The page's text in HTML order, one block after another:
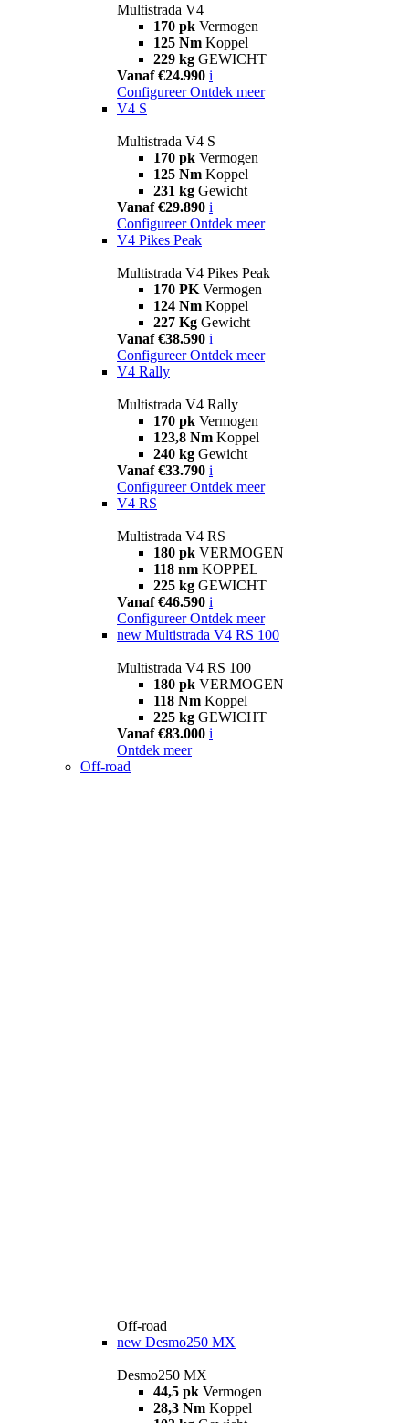
Multistrada V4
170 pk Vermogen
125 Nm Koppel
229 kg GEWICHT
Vanaf €24.990 i
Configureer Ontdek meer
V4 S
Multistrada V4 S
170 pk Vermogen
125 Nm Koppel
231 kg Gewicht
Vanaf €29.890 i
Configureer Ontdek meer
V4 Pikes Peak
Multistrada V4 Pikes Peak
170 PK Vermogen
124 Nm Koppel
227 Kg Gewicht
Vanaf €38.590 i
Configureer Ontdek meer
V4 Rally
Multistrada V4 Rally
170 pk Vermogen
123,8 Nm Koppel
240 kg Gewicht
Vanaf €33.790 i
Configureer Ontdek meer
V4 RS
Multistrada V4 RS
180 pk VERMOGEN
118 nm KOPPEL
225 kg GEWICHT
Vanaf €46.590 i
Configureer Ontdek meer
new Multistrada V4 RS 100
Multistrada V4 RS 100
180 pk VERMOGEN
118 Nm Koppel
225 kg GEWICHT
Vanaf €83.000 i
Ontdek meer
Off-road
Off-road
new Desmo250 MX
Desmo250 MX
44,5 pk Vermogen
28,3 Nm Koppel